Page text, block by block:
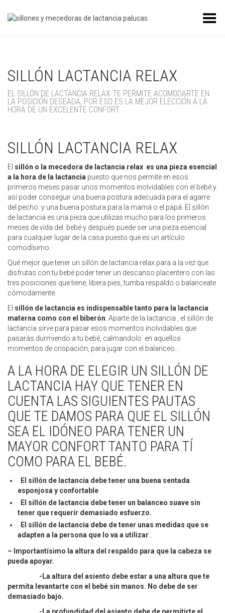
Toggle Menu
SILLÓN LACTANCIA RELAX
EL SILLÓN DE LACTANCIA RELAX TE PERMITE ACOMODARTE EN
LA POSICIÓN DESEADA, POR ESO ES LA MEJOR ELECCIÓN A LA
HORA DE UN EXCELENTE CONFORT.
SILLÓN LACTANCIA RELAX
El sillón o la mecedora de lactancia relax es una pieza esencial
a la hora de la lactancia puesto que nos permite en esos
primeros meses pasar unos momentos inolvidables con el bebé y
así poder conseguir una buena postura adecuada para el agarre
del pecho y una buena postura para la mamá o el papá. El sillón
de lactancia es una pieza que utilizas mucho para los primeros
meses de vida del bebé y después puede ser una pieza esencial
para cualquier lugar de la casa puesto que es un artículo
comodísimo.
Qué mejor que tener un sillón de lactancia relax para a la vez que
disfrutas con tu bebé poder tener un descanso placentero con las
tres posiciones que tiene, libera pies, tumba respaldo o balanceate
cómodamente.
El sillón de lactancia es indispensable tanto para la lactancia
materna como con el biberón . Aparte de la lactancia , el sillón de
lactancia sirve para pasar esos momentos inolvidables que
pasarás durmiendo a tu bebé, calmandolo en aquellos
momentos de crispación, para jugar con el balanceo…
A LA HORA DE ELEGIR UN SILLÓN DE
LACTANCIA HAY QUE TENER EN
CUENTA LAS SIGUIENTES PAUTAS
QUE TE DAMOS PARA QUE EL SILLÓN
SEA EL IDÓNEO PARA TENER UN
MAYOR CONFORT TANTO PARA TÍ
COMO PARA EL BEBÉ.
El sillón de lactancia debe tener una buena sentada
esponjosa y confortable
El sillón de lactancia debe tener un balanceo suave sin
tener que requerir demasiado esfuerzo.
El sillón de lactancia debe de tener unas medidas que se
adapten a la persona que lo va a utilizar
– Importantísimo la altura del respaldo para que la cabeza se
pueda apoyar.
-La altura del asiento debe estar a una altura que te
permita levantarte con el bebé sin manos. No debe de ser
demasiado bajo.